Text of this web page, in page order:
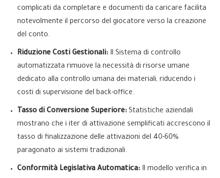
complicati da completare e documenti da caricare facilita
notevolmente il percorso del giocatore verso la creazione
del conto.
Riduzione Costi Gestionali: Il Sistema di controllo
automatizzata rimuove la necessità di risorse umane
dedicato alla controllo umana dei materiali, riducendo i
costi di supervisione del back-office.
Tasso di Conversione Superiore: Statistiche aziendali
mostrano che i iter di attivazione semplificati accrescono il
tasso di finalizzazione delle attivazioni del 40-60%
paragonato ai sistemi tradizionali.
Conformità Legislativa Automatica: Il modello verifica in